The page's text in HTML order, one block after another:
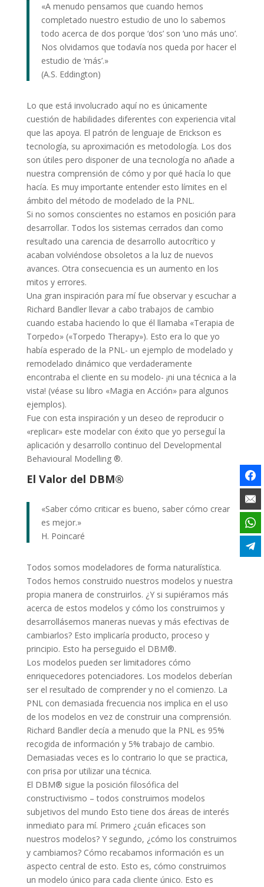
«A menudo pensamos que cuando hemos
completado nuestro estudio de uno lo sabemos
todo acerca de dos porque ‘dos’ son ‘uno más uno’.
Nos olvidamos que todavía nos queda por hacer el
estudio de ‘más’.»
(A.S. Eddington)
Lo que está involucrado aquí no es únicamente
cuestión de habilidades diferentes con experiencia vital
que las apoya. El patrón de lenguaje de Erickson es
tecnología, su aproximación es metodología. Los dos
son útiles pero disponer de una tecnología no añade a
nuestra comprensión de cómo y por qué hacía lo que
hacía. Es muy importante entender esto límites en el
ámbito del método de modelado de la PNL.
Si no somos conscientes no estamos en posición para
desarrollar. Todos los sistemas cerrados dan como
resultado una carencia de desarrollo autocrítico y
acaban volviéndose obsoletos a la luz de nuevos
avances. Otra consecuencia es un aumento en los
mitos y errores.
Una gran inspiración para mí fue observar y escuchar a
Richard Bandler llevar a cabo trabajos de cambio
cuando estaba haciendo lo que él llamaba «Terapia de
Torpedo» («Torpedo Therapy»). Esto era lo que yo
había esperado de la PNL- un ejemplo de modelado y
remodelado dinámico que verdaderamente
encontraba el cliente en su modelo- ¡ni una técnica a la
vista! (véase su libro «Magia en Acción» para algunos
ejemplos).
Fue con esta inspiración y un deseo de reproducir o
«replicar» este modelar con éxito que yo perseguí la
aplicación y desarrollo continuo del Developmental
Behavioural Modelling ®.
El Valor del DBM®
«Saber cómo criticar es bueno, saber cómo crear
es mejor.»
H. Poincaré
Todos somos modeladores de forma naturalística.
Todos hemos construido nuestros modelos y nuestra
propia manera de construirlos. ¿Y si supiéramos más
acerca de estos modelos y cómo los construimos y
desarrollásemos maneras nuevas y más efectivas de
cambiarlos? Esto implicaría producto, proceso y
principio. Esto ha perseguido el DBM®.
Los modelos pueden ser limitadores cómo
enriquecedores potenciadores. Los modelos deberían
ser el resultado de comprender y no el comienzo. La
PNL con demasiada frecuencia nos implica en el uso
de los modelos en vez de construir una comprensión.
Richard Bandler decía a menudo que la PNL es 95%
recogida de información y 5% trabajo de cambio.
Demasiadas veces es lo contrario lo que se practica,
con prisa por utilizar una técnica.
El DBM® sigue la posición filosófica del
constructivismo – todos construimos modelos
subjetivos del mundo Esto tiene dos áreas de interés
inmediato para mí. Primero ¿cuán eficaces son
nuestros modelos? Y segundo, ¿cómo los construimos
y cambiamos? Cómo recabamos información es un
aspecto central de esto. Esto es, cómo construimos
un modelo único para cada cliente único. Esto es